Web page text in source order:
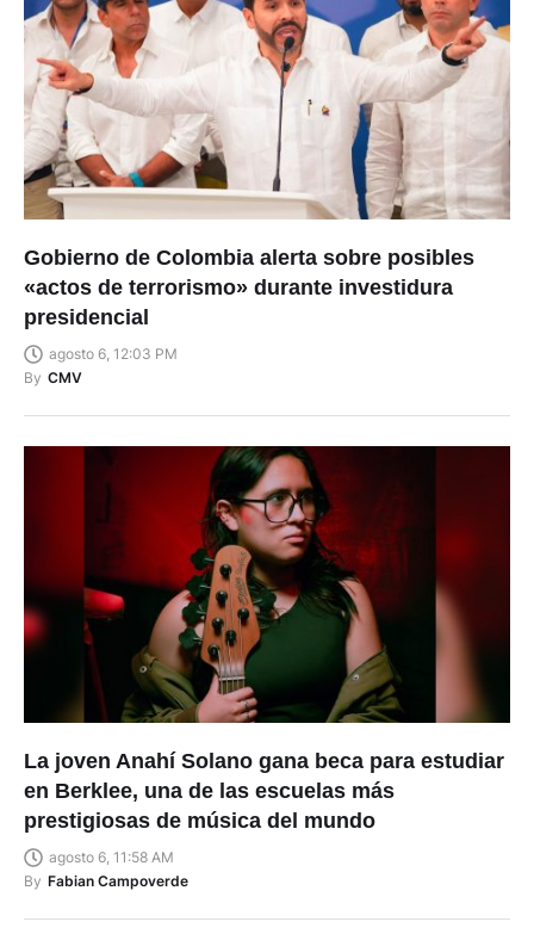
Gobierno de Colombia alerta sobre posibles
«actos de terrorismo» durante investidura
presidencial
agosto 6, 12:03 PM
By CMV
La joven Anahí Solano gana beca para estudiar
en Berklee, una de las escuelas más
prestigiosas de música del mundo
agosto 6, 11:58 AM
By Fabian Campoverde